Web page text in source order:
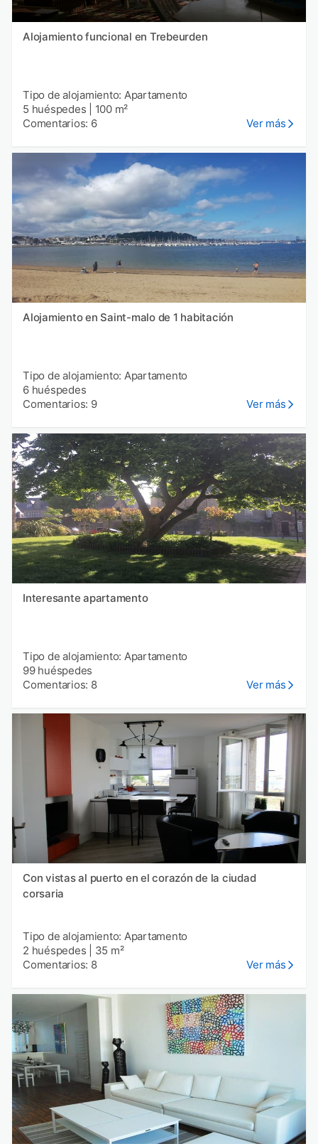
Alojamiento funcional en Trebeurden
Tipo de alojamiento: Apartamento
5 huéspedes
100 m²
Comentarios: 6
Ver más
Alojamiento en Saint-malo de 1 habitación
Tipo de alojamiento: Apartamento
6 huéspedes
Comentarios: 9
Ver más
Interesante apartamento
Tipo de alojamiento: Apartamento
99 huéspedes
Comentarios: 8
Ver más
Con vistas al puerto en el corazón de la ciudad
corsaria
Tipo de alojamiento: Apartamento
2 huéspedes
35 m²
Comentarios: 8
Ver más